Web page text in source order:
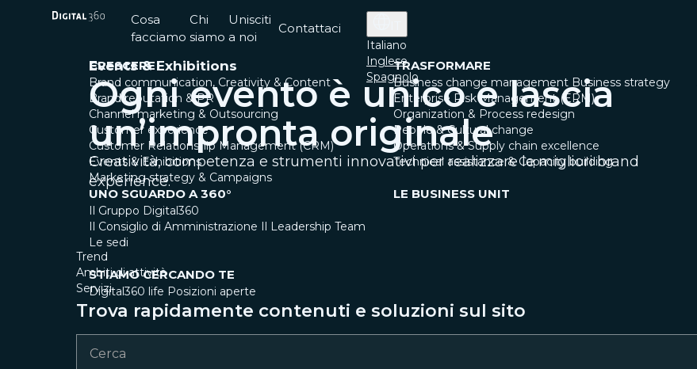
Cosa
facciamo
Chi
siamo
Unisciti
a noi
Contattaci
Italiano
Inglese
Spagnolo
CRESCERE
Brand communication, Creativity & Content
Brand reputation & PR
Channel marketing & Outsourcing
Customer experience
Customer Relationship Management (CRM)
Events & Exhibitions
Marketing strategy & Campaigns
TRASFORMARE
Business change management Business strategy
Enterprise Risk Management (ERM)
Organization & Process redesign
People & Cultural change
Operations & Supply chain excellence
Technical assistance & Capacity building
UNO SGUARDO A 360°
Il Gruppo Digital360
Il Consiglio di Amministrazione Il Leadership Team
Le sedi
LE BUSINESS UNIT
STIAMO CERCANDO TE
Digital360 life Posizioni aperte
Trova rapidamente contenuti e soluzioni sul sito
Events & Exhibitions
Ogni evento è unico e lascia
un’impronta originale
Creatività, competenza e strumenti innovativi per realizzare le migliori brand
experience.
Trend
Ambiti di attività
Servizi